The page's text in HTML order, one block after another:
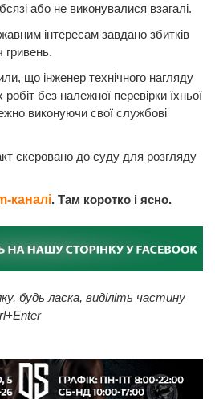
або не виконувалися взагалі.
інтересам завдано збитків
гривень.
що інженер технічного нагляду
без належної перевірки їхньої
виконуючи свої службові
скеровано до суду для розгляду
каналі. Там коротко і ясно.
будь ласка, виділіть частину